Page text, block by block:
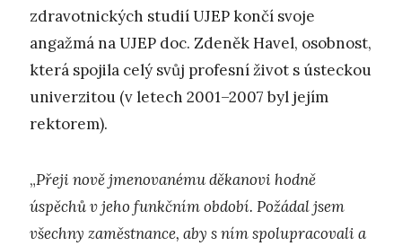
zdravotnických studií UJEP končí svoje
angažmá na UJEP doc. Zdeněk Havel, osobnost,
která spojila celý svůj profesní život s ústeckou
univerzitou (v letech 2001–2007 byl jejím
rektorem).
„Přeji nově jmenovanému děkanovi hodně
úspěchů v jeho funkčním období. Požádal jsem
všechny zaměstnance, aby s ním spolupracovali a